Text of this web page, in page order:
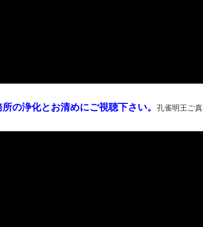
の浄化とお清めにご視聴下さい。 孔雀明王ご